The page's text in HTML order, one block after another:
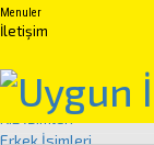
Menuler
İletişim
Anasayfa
Kuranda Geçen İsimler
Peygamber İsimleri
Kız İsimleri
Erkek İsimleri